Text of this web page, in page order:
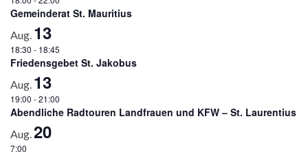
Gemeinderat St. Mauritius
Aug. 13
18:30 - 18:45
Friedensgebet St. Jakobus
Aug. 13
19:00 -21:00
Abendliche Radtouren Landfrauen und KFW – St. Laurentius
Aug.20
7:00